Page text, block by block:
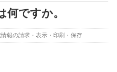
何ですか。
報の請求・表示・印刷・保存